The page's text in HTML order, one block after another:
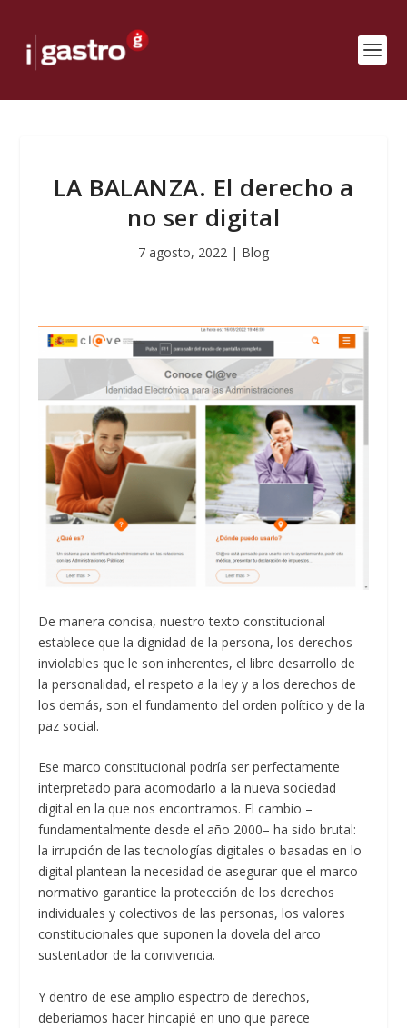
LA BALANZA. El derecho a
no ser digital
7 agosto, 2022 | Blog
De manera concisa, nuestro texto constitucional
establece que la dignidad de la persona, los derechos
inviolables que le son inherentes, el libre desarrollo de
la personalidad, el respeto a la ley y a los derechos de
los demás, son el fundamento del orden político y de la
paz social.
Ese marco constitucional podría ser perfectamente
interpretado para acomodarlo a la nueva sociedad
digital en la que nos encontramos. El cambio –
fundamentalmente desde el año 2000– ha sido brutal:
la irrupción de las tecnologías digitales o basadas en lo
digital plantean la necesidad de asegurar que el marco
normativo garantice la protección de los derechos
individuales y colectivos de las personas, los valores
constitucionales que suponen la dovela del arco
sustentador de la convivencia.
Y dentro de ese amplio espectro de derechos,
deberíamos hacer hincapié en uno que parece